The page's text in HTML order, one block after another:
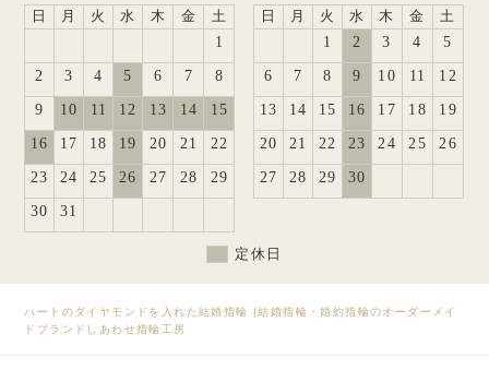
ハートのダイヤモンドを入れた結婚指輪 |結婚指輪・婚約指輪のオーダーメイ
ドブランドしあわせ指輪工房
日 月 火 水 木 金 土
1
2 3 4 5 6 7 8
9 10 11 12 13 14 15
16 17 18 19 20 21 22
23 24 25 26 27 28 29
30 31
日 月 火 水 木 金 土
1 2 3 4 5
6 7 8 9 10 11 12
13 14 15 16 17 18 19
20 21 22 23 24 25 26
27 28 29 30
定休日